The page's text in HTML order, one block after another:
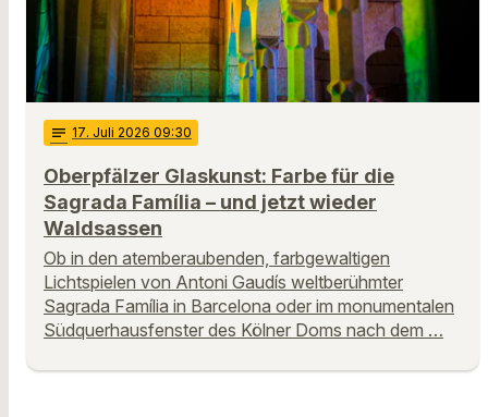
notes 17. Juli 2026 09:30
Oberpfälzer Glaskunst: Farbe für die
Sagrada Família – und jetzt wieder
Waldsassen
Ob in den atemberaubenden, farbgewaltigen
Lichtspielen von Antoni Gaudís weltberühmter
Sagrada Família in Barcelona oder im monumentalen
Südquerhausfenster des Kölner Doms nach dem …